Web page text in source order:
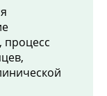
процесс